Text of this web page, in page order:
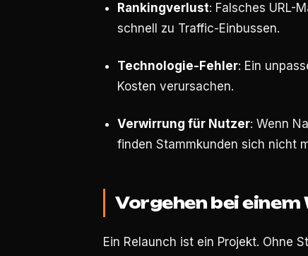
Rankingverlust: Falsches URL-
schnell zu Traffic-Einbussen.
Technologie-Fehler: Ein
Kosten verursachen.
Verwirrung für Nutzer: Wenn
finden Stammkunden sich nicht
Vorgehen bei
Ein Relaunch ist ein Projekt. Ohne